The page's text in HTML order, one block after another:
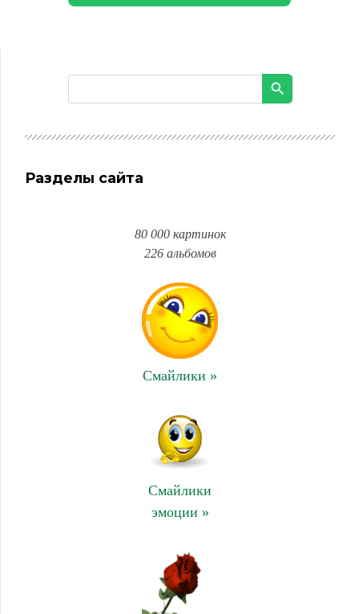
Разделы сайта
80 000 картинок
226 альбомов
Смайлики »
Смайлики
эмоции »